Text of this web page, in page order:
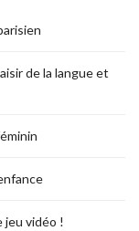
de la langue et
jeu vidéo !